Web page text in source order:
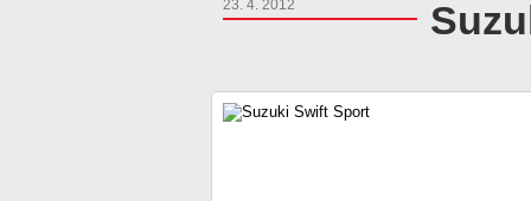
23. 4. 2012